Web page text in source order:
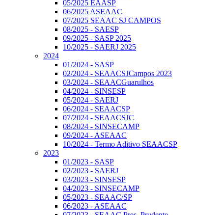
05/2025 EAASP
06/2025 ASEAAC
07/2025 SEAAC SJ CAMPOS
08/2025 - SAESP
09/2025 - SASP 2025
10/2025 - SAERJ 2025
2024
01/2024 - SASP
02/2024 - SEAACSJCampos 2023
03/2024 - SEAACGuarulhos
04/2024 - SINSESP
05/2024 - SAERJ
06/2024 - SEAACSP
07/2024 - SEAACSJC
08/2024 - SINSECAMP
09/2024 - ASEAAC
10/2024 - Termo Aditivo SEAACSP
2023
01/2023 - SASP
02/2023 - SAERJ
03/2023 - SINSESP
04/2023 - SINSECAMP
05/2023 - SEAAC/SP
06/2023 - ASEAAC